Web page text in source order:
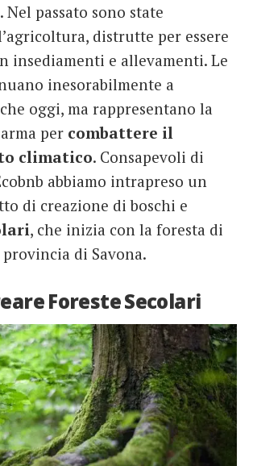
passato sono state
distrutte per essere
insediamenti e allevamenti. Le
inesorabilmente a
oggi, ma rappresentano la
per combattere il
climatico. Consapevoli di
abbiamo intrapreso un
di creazione di boschi e
, che inizia con la foresta di
di Savona.
Foreste Secolari